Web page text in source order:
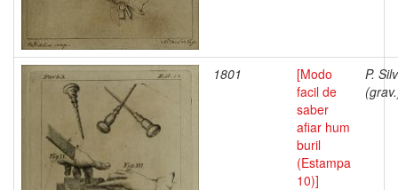
1801
[Modo
facil de
saber
afiar hum
buril
(Estampa
10)]
P.